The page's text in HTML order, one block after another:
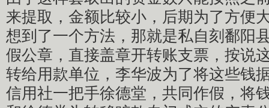
来提取，金额比较小，后期为了方便
想到了一个方法，那就是私自刻鄱阳
假公章，直接盖章开转账支票，按说
转给用款单位，李华波为了将这些钱
信用社一把手徐德堂，共同作假，将